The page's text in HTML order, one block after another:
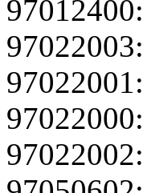
97012400:
97022003:
97022001:
97022000:
97022002: